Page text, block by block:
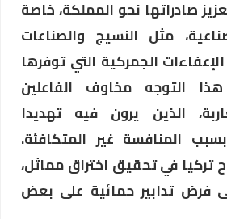
صادراتها نحو المملكة، خاصة
مثل النسيج والصناعات
الجمركية التي توفرها
هذا التوجه مخاوف الفاعلين
الذين يرون فيه تهديدا
المنافسة غير المتكافئة.
تركيا في تحقيق اختراق مماثل،
فرض تدابير حمائية على بعض